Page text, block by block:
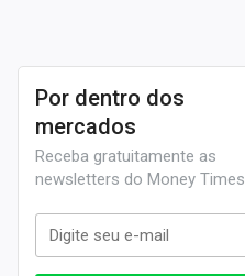
Por dentro dos
mercados
Receba gratuitamente as
newsletters do Money Times